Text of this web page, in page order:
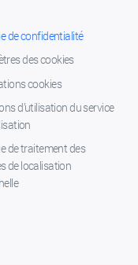
de confidentialité
des cookies
cookies
d’utilisation du service
de traitement des
de localisation